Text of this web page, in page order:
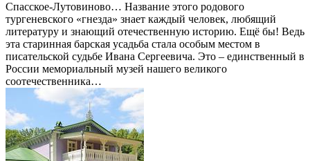
Спасское-Лутовиново… Название этого родового
тургеневского «гнезда» знает каждый человек, любящий
литературу и знающий отечественную историю. Ещё бы! Ведь
эта старинная барская усадьба стала особым местом в
писательской судьбе Ивана Сергеевича. Это – единственный в
России мемориальный музей нашего великого
соотечественника…